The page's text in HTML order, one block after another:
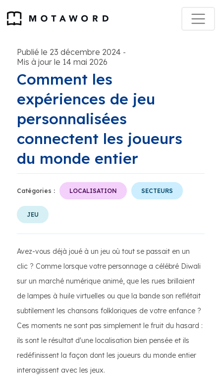
Publié le 23 décembre 2024 -
Mis à jour le 14 mai 2026
Comment les
expériences de jeu
personnalisées
connectent les joueurs
du monde entier
Catégories : LOCALISATION SECTEURS
JEU
Avez-vous déjà joué à un jeu où tout se passait en un
clic ? Comme lorsque votre personnage a célébré Diwali
sur un marché numérique animé, que les rues brillaient
de lampes à huile virtuelles ou que la bande son reflétait
subtilement les chansons folkloriques de votre enfance ?
Ces moments ne sont pas simplement le fruit du hasard :
ils sont le résultat d'une localisation bien pensée et ils
redéfinissent la façon dont les joueurs du monde entier
interagissent avec les jeux.